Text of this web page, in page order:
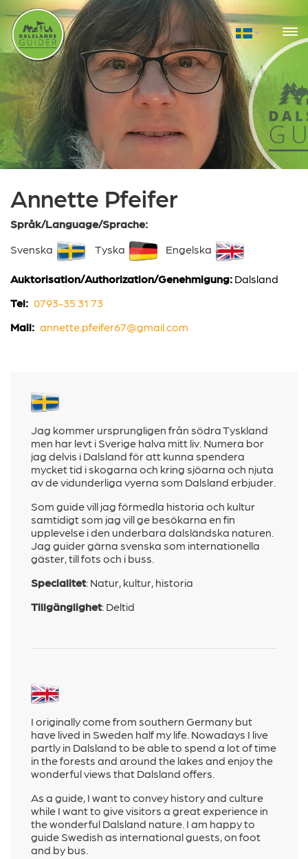
Annette Pfeifer
Språk/Language/Sprache:
Svenska
Tyska Engelska
Auktorisation/Authorization/Genehmigung: Dalsland
Tel: 0793-35 31 73
Mail: annette.pfeifer67@gmail.com
Jag kommer ursprungligen från södra Tyskland
men har levt i Sverige halva mitt liv. Numera bor
jag delvis i Dalsland för att kunna spendera
mycket tid i skogarna och kring sjöarna och njuta
av de vidunderliga vyerna som Dalsland erbjuder.
Som guide vill jag förmedla historia och kultur
samtidigt som jag vill ge besökarna en fin
upplevelse i den underbara dalsländska naturen.
Jag guider gärna svenska som internationella
gäster, till fots och i buss.
Specialitet: Natur, kultur, historia
Tillgänglighet: Deltid
I originally come from southern Germany but
have lived in Sweden half my life. Nowadays I live
partly in Dalsland to be able to spend a lot of time
in the forests and around the lakes and enjoy the
wonderful views that Dalsland offers.
As a guide, I want to convey history and culture
while I want to give visitors a great experience in
the wonderful Dalsland nature. I am happy to
guide Swedish as international guests, on foot
and by bus.